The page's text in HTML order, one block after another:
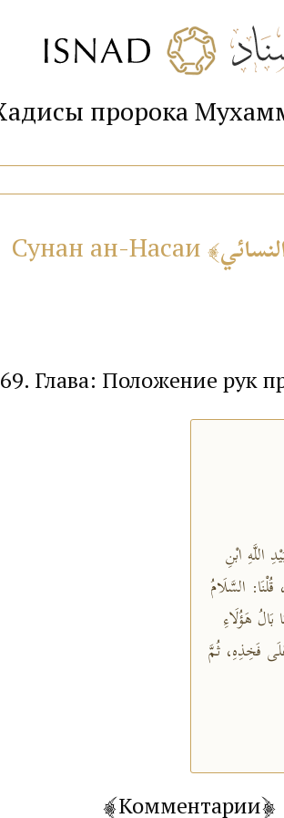
Сунан ан-Насаи
69. Глава: Положение рук
اللَّهِ ابْنِ
السَّلَامُ
هَؤُلَاءِ
فَخِذِهِ، ثُمَّ
Комментарии